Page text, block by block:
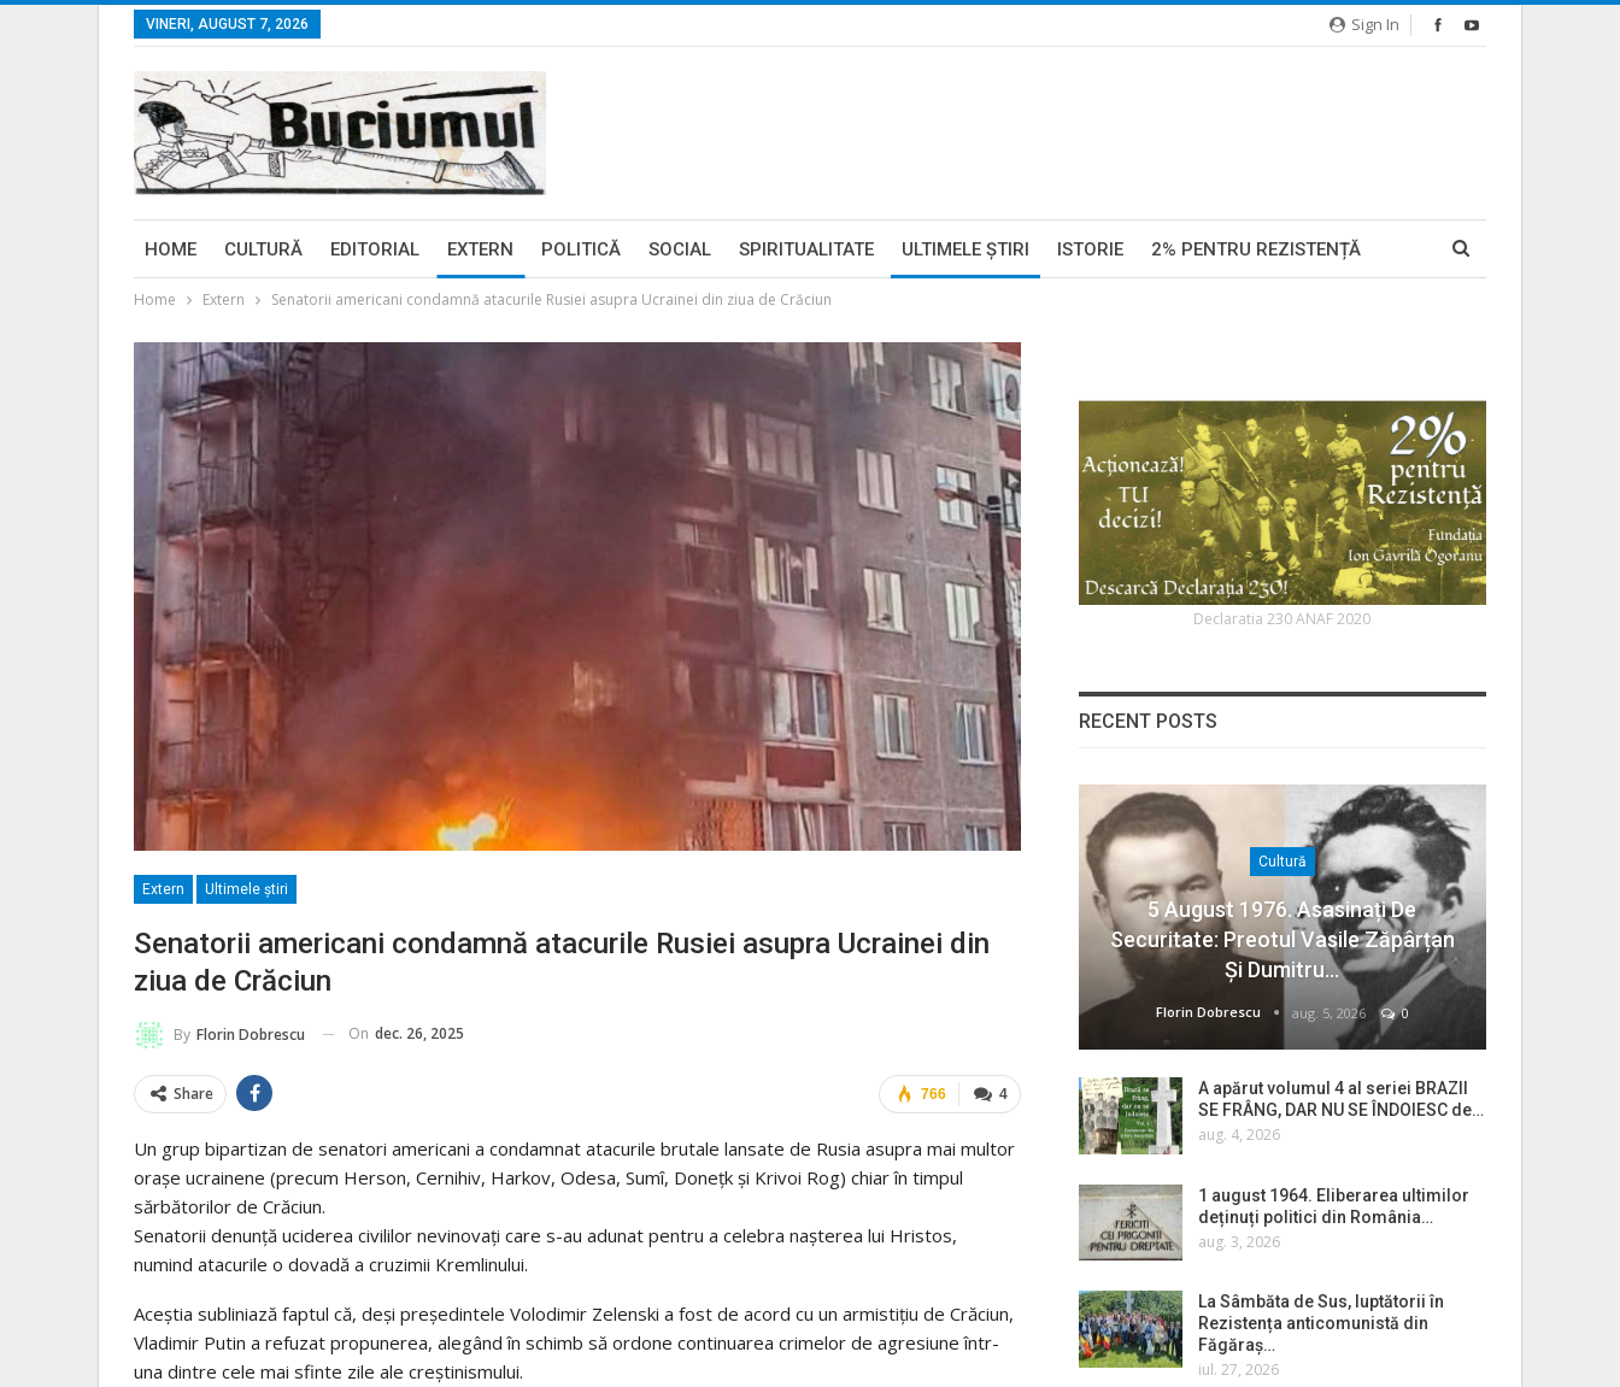
Sign In
VINERI, AUGUST 7, 2026
HOME CULTURĂ EDITORIAL EXTERN POLITICĂ SOCIAL SPIRITUALITATE ULTIMELE ŞTIRI ISTORIE 2% PENTRU REZISTENȚĂ
Home Extern Senatorii americani condamnă atacurile Rusiei asupra Ucrainei din ziua de Crăciun
Extern Ultimele ştiri
Senatorii americani condamnă atacurile Rusiei asupra Ucrainei din
ziua de Crăciun
By Florin Dobrescu On dec. 26, 2025
4
766
Share
Un grup bipartizan de senatori americani a condamnat atacurile brutale lansate de Rusia asupra mai multor
orașe ucrainene (precum Herson, Cernihiv, Harkov, Odesa, Sumî, Donețk și Krivoi Rog) chiar în timpul
sărbătorilor de Crăciun.
Senatorii denunță uciderea civililor nevinovați care s-au adunat pentru a celebra nașterea lui Hristos,
numind atacurile o dovadă a cruzimii Kremlinului.
Aceștia subliniază faptul că, deși președintele Volodimir Zelenski a fost de acord cu un armistițiu de Crăciun,
Vladimir Putin a refuzat propunerea, alegând în schimb să ordone continuarea crimelor de agresiune într-
una dintre cele mai sfinte zile ale creștinismului.
Declaratia 230 ANAF 2020
RECENT POSTS
Cultură
5 August 1976. Asasinați De
Securitate: Preotul Vasile Zăpârțan
Și Dumitru…
Florin Dobrescu aug. 5, 2026 0
A apărut volumul 4 al seriei BRAZII
SE FRÂNG, DAR NU SE ÎNDOIESC de…
aug. 4, 2026
1 august 1964. Eliberarea ultimilor
deținuți politici din România…
aug. 3, 2026
La Sâmbăta de Sus, luptătorii în
Rezistența anticomunistă din
Făgăraș…
iul. 27, 2026